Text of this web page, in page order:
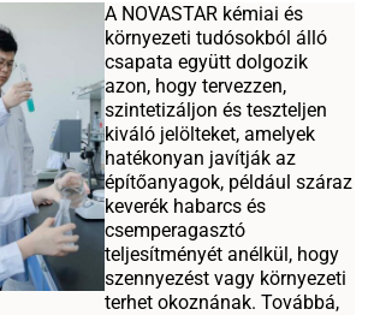
A NOVASTAR kémiai és
környezeti tudósokból álló
csapata együtt dolgozik
azon, hogy tervezzen,
szintetizáljon és teszteljen
kiváló jelölteket, amelyek
hatékonyan javítják az
építőanyagok, például száraz
keverék habarcs és
csemperagasztó
teljesítményét anélkül, hogy
szennyezést vagy környezeti
terhet okoznának. Továbbá,